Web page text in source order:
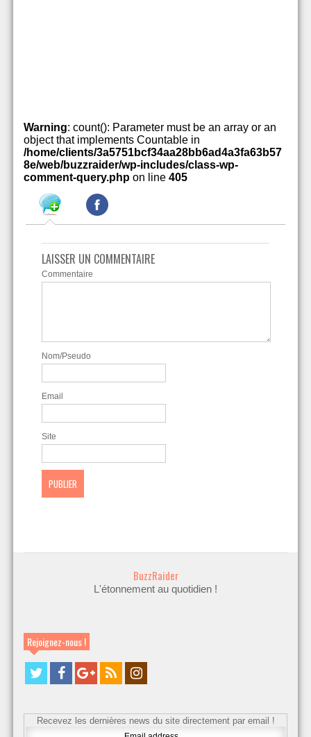
Warning: count(): Parameter must be an array or an
object that implements Countable in
/home/clients/3a5751bcf34aa28bb6ad4a3fa63b57
8e/web/buzzraider/wp-includes/class-wp-
comment-query.php on line 405
LAISSER UN COMMENTAIRE
Commentaire
Nom/Pseudo
Email
Site
BuzzRaider
L'étonnement au quotidien !
Rejoignez-nous !
Recevez les dernières news du site directement par email !